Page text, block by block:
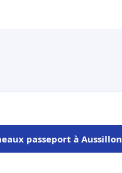
passeport à Aussillon